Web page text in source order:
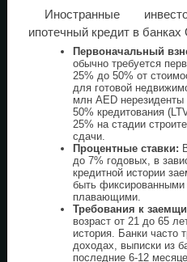
Иностранные
ипотечный кредит в
Первоначальный
обычно требуется
25% до 50% от
для готовой
млн AED нерезиденты
50% кредитования
25% на стадии
сдачи.
Процентные ставки:
до 7% годовых, в
кредитной истории
быть
плавающими.
Требования к
возраст от 21 до 65
история. Банки часто
доходах, выписки из
последние 6-12